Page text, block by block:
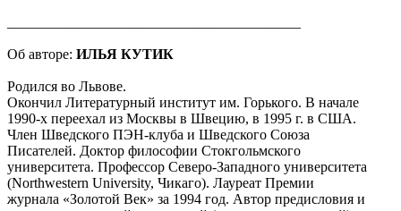
Об авторе: ИЛЬЯ КУТИК
Родился во Львове.
Окончил Литературный институт им. Горького. В начале
1990-х переехал из Москвы в Швецию, в 1995 г. в США.
Член Шведского ПЭН-клуба и Шведского Союза
Писателей. Доктор философии Стокгольмского
университета. Профессор Северо-Западного университета
(Northwestern University, Чикаго). Лауреат Премии
журнала «Золотой Век» за 1994 год. Автор предисловия и